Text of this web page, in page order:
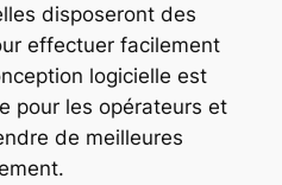
disposeront des
effectuer facilement
logicielle est
pour les opérateurs et
de meilleures